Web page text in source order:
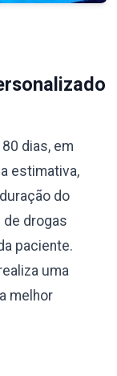
dias, em
estimativa,
do
de drogas
paciente.
uma
melhor